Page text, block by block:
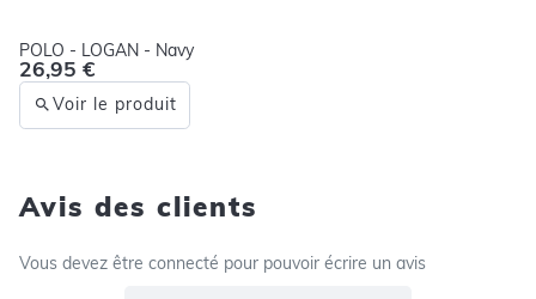
POLO - LOGAN - Navy
26,95 €
Voir le produit
Avis des clients
Vous devez être connecté pour pouvoir écrire un avis